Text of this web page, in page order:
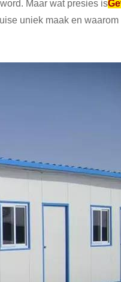
Maar wat presies is
uniek maak en